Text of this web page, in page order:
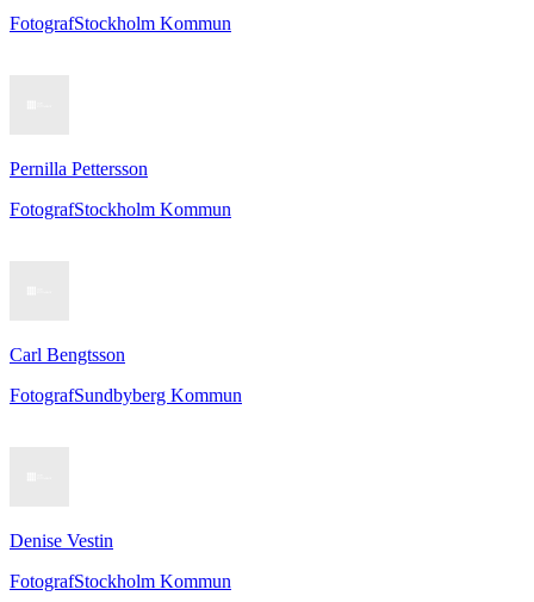
FotografStockholm Kommun
Pernilla Pettersson
FotografStockholm Kommun
Carl Bengtsson
FotografSundbyberg Kommun
Denise Vestin
FotografStockholm Kommun